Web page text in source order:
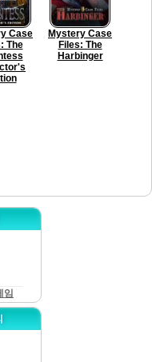
Case
The
Mystery Case
Files: The
Harbinger
임